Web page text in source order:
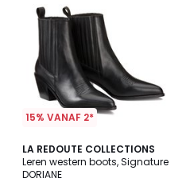
15% VANAF 2*
LA REDOUTE COLLECTIONS
Leren western boots, Signature
DORIANE
4.4
/ 5